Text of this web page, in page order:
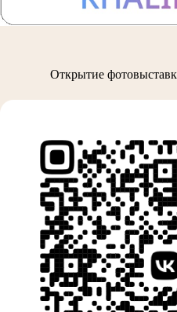
Открытие